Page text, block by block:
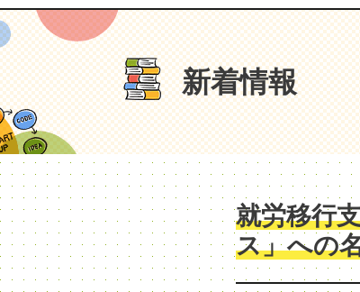
新着情報
就労移行
ス」への